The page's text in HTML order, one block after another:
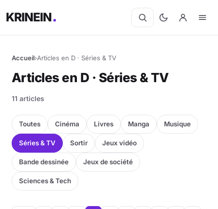
KRINEIN
Accueil›Articles en D · Séries & TV
Articles en D · Séries & TV
11 articles
Toutes Cinéma Livres Manga Musique
Séries & TV Sortir Jeux vidéo
Bande dessinée Jeux de société
Sciences & Tech